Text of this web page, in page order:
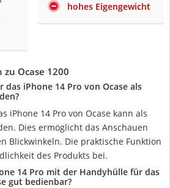
hohes Eigengewicht
Ocase 1200
iPhone 14 Pro von Ocase als
iPhone 14 Pro von Ocase kann als
Dies ermöglicht das Anschauen
Blickwinkeln. Die praktische Funktion
des Produkts bei.
14 Pro mit der Handyhülle für das
gut bedienbar?